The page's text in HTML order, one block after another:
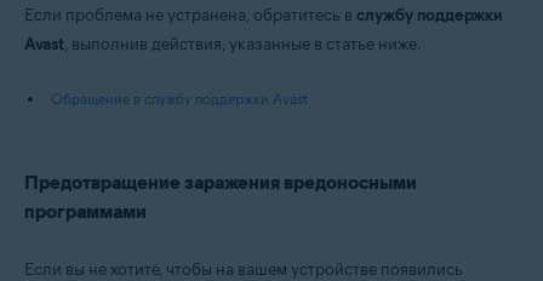
Если проблема не устранена, обратитесь в службу поддержки
Avast, выполнив действия, указанные в статье ниже.
Обращение в службу поддержки Avast
Предотвращение заражения вредоносными
программами
Если вы не хотите, чтобы на вашем устройстве появились